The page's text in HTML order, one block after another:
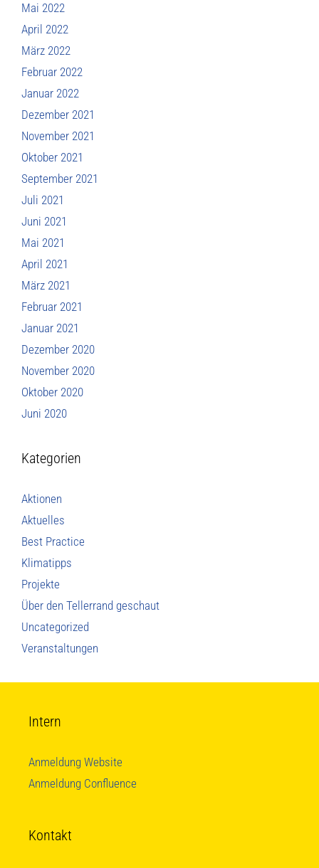
Mai 2022
April 2022
März 2022
Februar 2022
Januar 2022
Dezember 2021
November 2021
Oktober 2021
September 2021
Juli 2021
Juni 2021
Mai 2021
April 2021
März 2021
Februar 2021
Januar 2021
Dezember 2020
November 2020
Oktober 2020
Juni 2020
Kategorien
Aktionen
Aktuelles
Best Practice
Klimatipps
Projekte
Über den Tellerrand geschaut
Uncategorized
Veranstaltungen
Intern
Anmeldung Website
Anmeldung Confluence
Kontakt